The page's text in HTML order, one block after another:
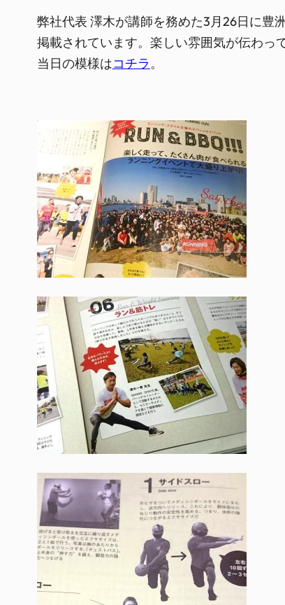
弊社代表 澤木が講師を務めた3月26日に豊
掲載されています。楽しい雰囲気が伝わっ
当日の模様はコチラ。